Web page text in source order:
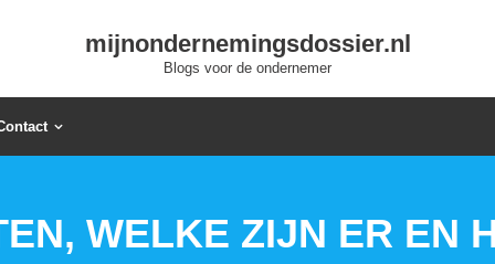
mijnondernemingsdossier.nl
Blogs voor de ondernemer
WELKE ZIJN ER EN